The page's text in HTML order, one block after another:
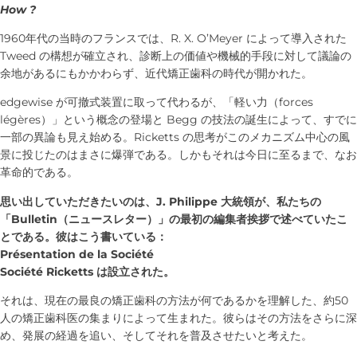
How ?
1960年代の当時のフランスでは、R. X. O’Meyer によって導入された
Tweed の構想が確立され、診断上の価値や機械的手段に対して議論の
余地があるにもかかわらず、近代矯正歯科の時代が開かれた。
edgewise が可撤式装置に取って代わるが、「軽い力（forces
légères）」という概念の登場と Begg の技法の誕生によって、すでに
一部の異論も見え始める。Ricketts の思考がこのメカニズム中心の風
景に投じたのはまさに爆弾である。しかもそれは今日に至るまで、なお
革命的である。
思い出していただきたいのは、J. Philippe 大統領が、私たちの
「Bulletin（ニュースレター）」の最初の編集者挨拶で述べていたこ
とである。彼はこう書いている：
Présentation de la Société
Société Ricketts は設立された。
それは、現在の最良の矯正歯科の方法が何であるかを理解した、約50
人の矯正歯科医の集まりによって生まれた。彼らはその方法をさらに深
め、発展の経過を追い、そしてそれを普及させたいと考えた。